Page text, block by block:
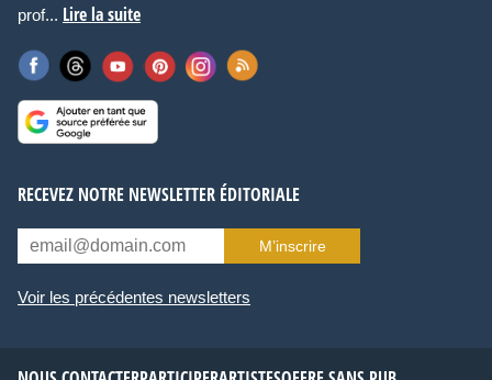
prof... Lire la suite
RECEVEZ NOTRE NEWSLETTER ÉDITORIALE
M’inscrire
Voir les précédentes newsletters